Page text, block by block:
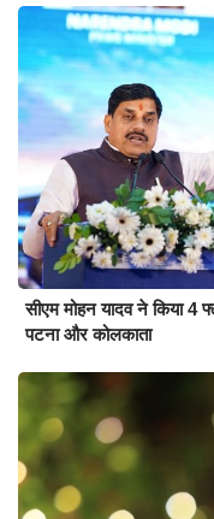
सीएम मोहन यादव ने किया
पटना और कोलकाता